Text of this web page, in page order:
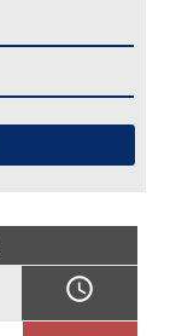
schedule